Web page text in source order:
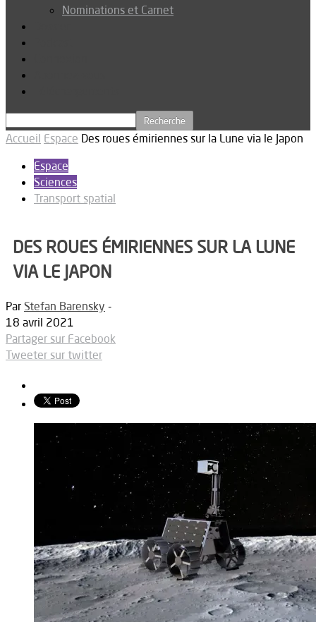
Nominations et Carnet
Accueil Espace Des roues émiriennes sur la Lune via le Japon
Espace
Sciences
Transport spatial
DES ROUES ÉMIRIENNES SUR LA LUNE
VIA LE JAPON
Par Stefan Barensky -
18 avril 2021
Partager sur Facebook
Tweeter sur twitter